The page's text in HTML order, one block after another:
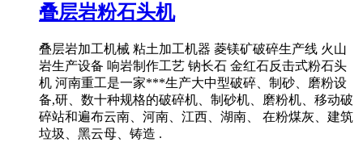
叠层岩粉石头机
叠层岩加工机械 粘土加工机器 菱镁矿破碎生产线 火山
岩生产设备 响岩制作工艺 钠长石 金红石反击式粉石头
机 河南重工是一家***生产大中型破碎、制砂、磨粉设
备,研、数十种规格的破碎机、制砂机、磨粉机、移动破
碎站和遍布云南、河南、江西、湖南、 在粉煤灰、建筑
垃圾、黑云母、铸造 .